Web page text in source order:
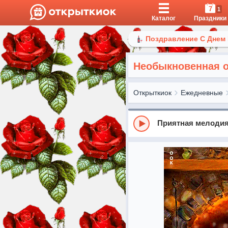
Каталог
7 1
Праздники
Поздравление С
Необыкновенная
Открыткиок Ежедневные
Приятная